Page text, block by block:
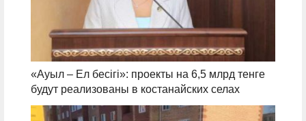
«Ауыл – Ел бесігі»: проекты на 6,5 млрд тенге
будут реализованы в костанайских селах